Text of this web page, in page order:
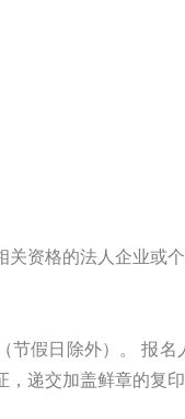
关资格的法人企业或
节假日除外）。 报
递交加盖鲜章的复